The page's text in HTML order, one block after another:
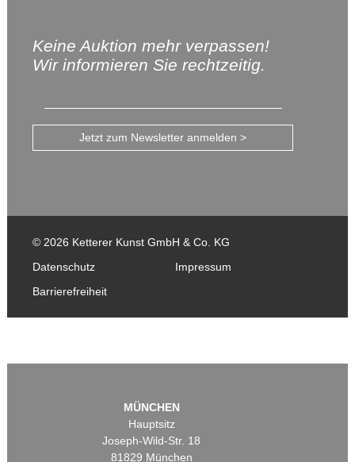
Keine Auktion mehr verpassen!
Wir informieren Sie rechtzeitig.
Jetzt zum Newsletter anmelden >
© 2026 Ketterer Kunst GmbH & Co. KG
Datenschutz
Impressum
Barrierefreiheit
MÜNCHEN
Hauptsitz
Joseph-Wild-Str. 18
81829 München